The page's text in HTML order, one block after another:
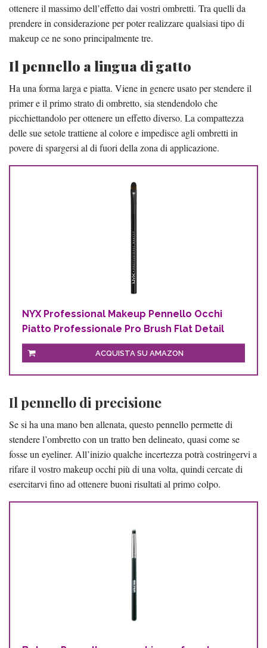
ottenere il massimo dell’effetto dai vostri ombretti. Tra quelli da
prendere in considerazione per poter realizzare qualsiasi tipo di
makeup ce ne sono principalmente tre.
Il pennello a lingua di gatto
Ha una forma larga e piatta. Viene in genere usato per stendere il
primer e il primo strato di ombretto, sia stendendolo che
picchiettandolo per ottenere un effetto diverso. La compattezza
delle sue setole trattiene al colore e impedisce agli ombretti in
povere di spargersi al di fuori della zona di applicazione.
NYX Professional Makeup Pennello Occhi
Piatto Professionale Pro Brush Flat Detail
ACQUISTA SU AMAZON
Il pennello di precisione
Se si ha una mano ben allenata, questo pennello permette di
stendere l’ombretto con un tratto ben delineato, quasi come se
fosse un eyeliner. All’inizio qualche incertezza potrà costringervi a
rifare il vostro makeup occhi più di una volta, quindi cercate di
esercitarvi fino ad ottenere buoni risultati al primo colpo.